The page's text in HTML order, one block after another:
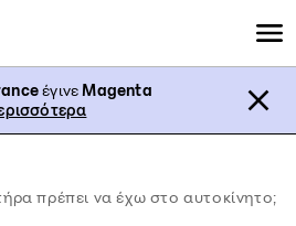
έγινεMagenta
πρέπει να έχω στο αυτοκίνητο;